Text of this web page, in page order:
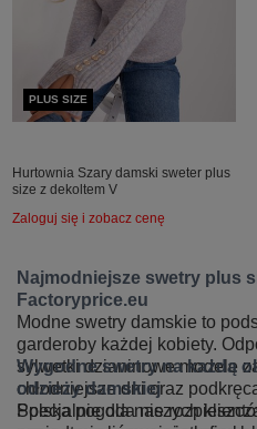
PLUS SIZE
Hurtownia Szary damski sweter plus
size z dekoltem V
Zaloguj się i zobacz cenę
Najmodniejsze swetry plus
Factoryprice.eu
Modne swetry damskie to
garderoby każdej kobiety.
sylwetki dzianinowe modele
chłodniejsze dni oraz
Specjalnie dla naszych
Wygodne swetry na każdą
odzieży damskiej
Polska pogoda nie